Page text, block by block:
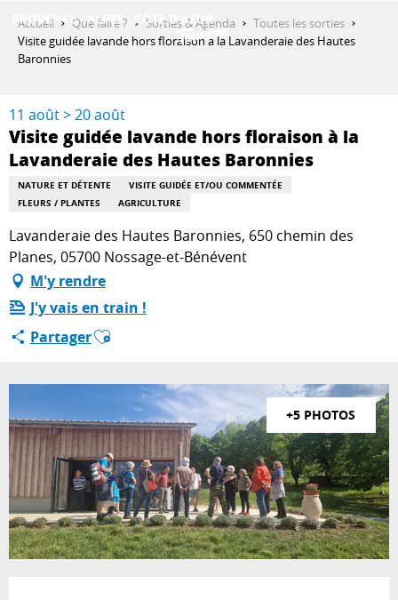
contenu
QUE FAIRE ?
SÉJOURNER
ESPACE PRO
Accueil Que faire ? Sorties & Agenda
Toutes les sorties
Visite guidée lavande hors floraison à la Lavanderaie des Hautes
Baronnies
11 août > 20 août
Visite guidée lavande hors floraison à la
Lavanderaie des Hautes Baronnies
NATURE ET DÉTENTE
VISITE GUIDÉE ET/OU COMMENTÉE
FLEURS / PLANTES
AGRICULTURE
Lavanderaie des Hautes Baronnies, 650 chemin des
Planes, 05700 Nossage-et-Bénévent
M'y rendre
J'y vais en train !
PartagerAjouter aux favoris
+5 PHOTOS